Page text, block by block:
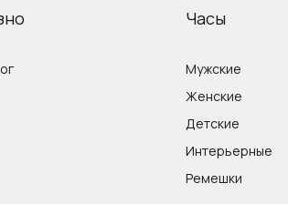
Часы
Мужские
Женские
Детские
Интерьерные
Ремешки